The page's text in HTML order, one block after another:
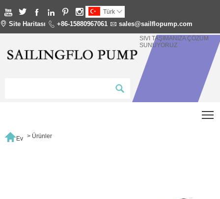
      Türk 
 Site Haritası  +86-15880967061  sales@sailflopump.com
SIVI TAŞIMANIZA ÇÖZÜM
SUNUYORUZ
Ev > Ürünler